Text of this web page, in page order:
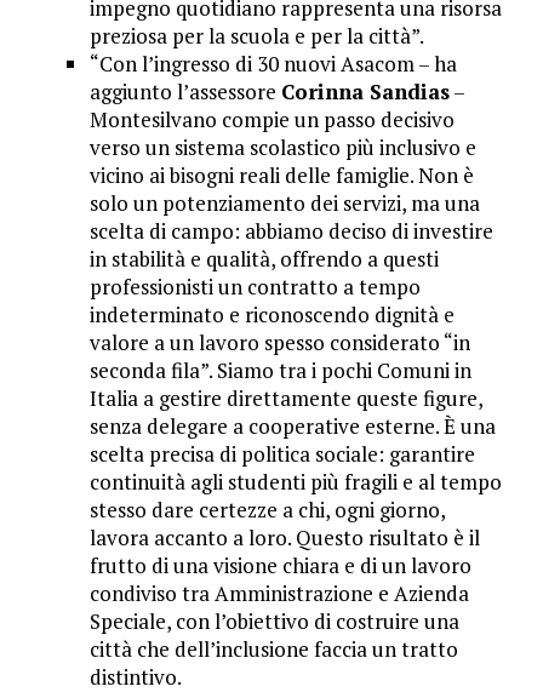
impegno quotidiano rappresenta una risorsa
preziosa per la scuola e per la città”.
“Con l’ingresso di 30 nuovi Asacom – ha
aggiunto l’assessore Corinna Sandias–
Montesilvano compie un passo decisivo
verso un sistema scolastico più inclusivo e
vicino ai bisogni reali delle famiglie. Non è
solo un potenziamento dei servizi, ma una
scelta di campo: abbiamo deciso di investire
in stabilità e qualità, offrendo a questi
professionisti un contratto a tempo
indeterminato e riconoscendo dignità e
valore a un lavoro spesso considerato “in
seconda fila”. Siamo tra i pochi Comuni in
Italia a gestire direttamente queste figure,
senza delegare a cooperative esterne. È una
scelta precisa di politica sociale: garantire
continuità agli studenti più fragili e al tempo
stesso dare certezze a chi, ogni giorno,
lavora accanto a loro. Questo risultato è il
frutto di una visione chiara e di un lavoro
condiviso tra Amministrazione e Azienda
Speciale, con l’obiettivo di costruire una
città che dell’inclusione faccia un tratto
distintivo.